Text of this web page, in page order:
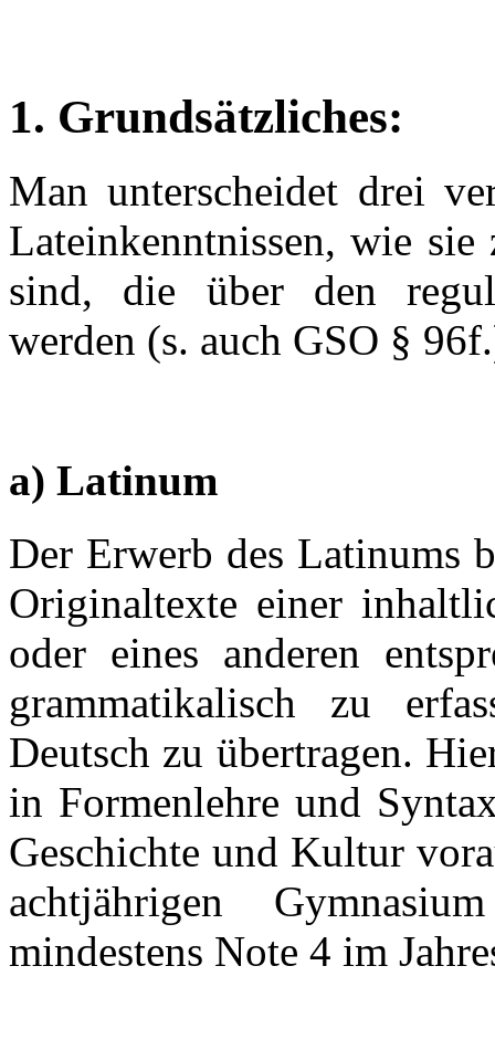
1. Grundsätzliches:
Man unterscheidet drei
Lateinkenntnissen, wie
sind, die über den
werden (s. auch GSO §
a) Latinum
Der Erwerb des Latinums
Originaltexte einer
oder eines anderen
grammatikalisch zu
Deutsch zu übertragen.
in Formenlehre und
Geschichte und Kultur
achtjährigen
mindestens Note 4 im